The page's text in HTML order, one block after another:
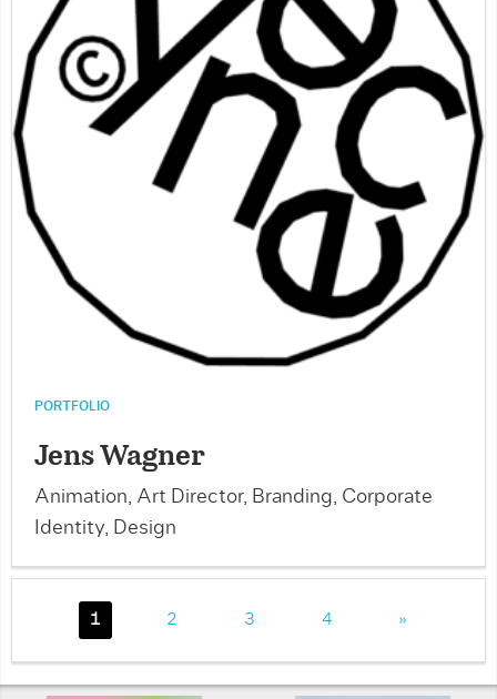
PORTFOLIO
Jens Wagner
Animation, Art Director, Branding, Corporate
Identity, Design
1 2 3 4 »